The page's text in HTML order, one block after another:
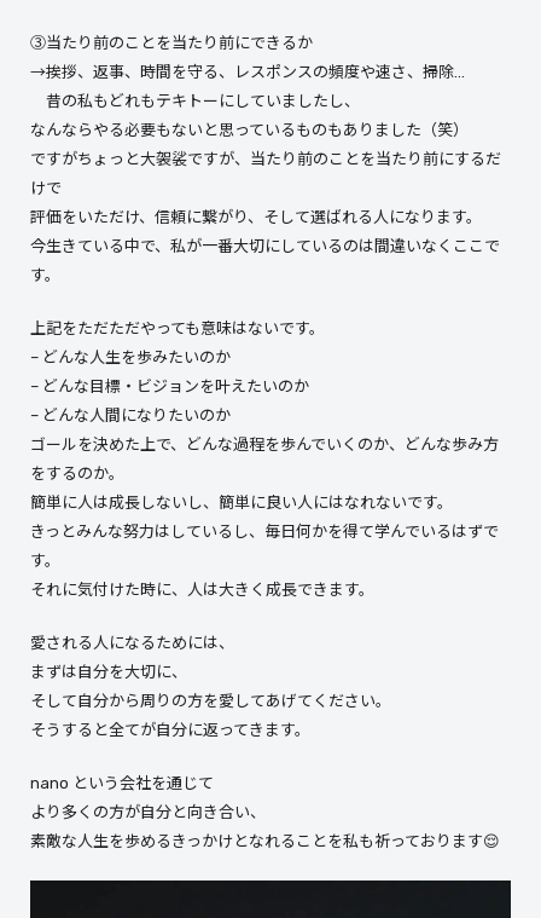
③当たり前のことを当たり前にできるか
→挨拶、返事、時間を守る、レスポンスの頻度や速さ、掃除…
昔の私もどれもテキトーにしていましたし、
なんならやる必要もないと思っているものもありました（笑）
ですがちょっと大袈裟ですが、当たり前のことを当たり前にするだ
けで
評価をいただけ、信頼に繋がり、そして選ばれる人になります。
今生きている中で、私が一番大切にしているのは間違いなくここで
す。
上記をただただやっても意味はないです。
– どんな人生を歩みたいのか
– どんな目標・ビジョンを叶えたいのか
– どんな人間になりたいのか
ゴールを決めた上で、どんな過程を歩んでいくのか、どんな歩み方
をするのか。
簡単に人は成長しないし、簡単に良い人にはなれないです。
きっとみんな努力はしているし、毎日何かを得て学んでいるはずで
す。
それに気付けた時に、人は大きく成長できます。
愛される人になるためには、
まずは自分を大切に、
そして自分から周りの方を愛してあげてください。
そうすると全てが自分に返ってきます。
nano という会社を通じて
より多くの方が自分と向き合い、
素敵な人生を歩めるきっかけとなれることを私も祈っております😌